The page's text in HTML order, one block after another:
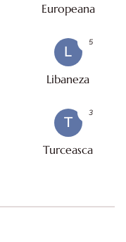
Europeana
L
Libaneza
5
T
Turceasca
3